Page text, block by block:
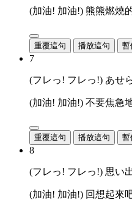
(加油! 加油!) 熊熊燃燒
重覆這句 播放這句 暫
7
(フレっ! フレっ!) あせ
(加油! 加油!) 不要焦急
重覆這句 播放這句 暫
8
(フレっ! フレっ!) 思い
(加油! 加油!) 回想起來